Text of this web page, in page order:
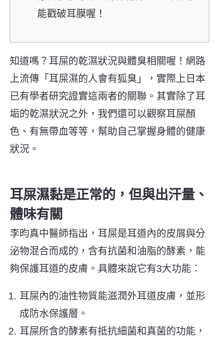
能戳破耳膜喔！
知道嗎？耳屎的乾濕狀況與體臭相關喔！網路
上流傳「耳屎濕的人會有狐臭」，實際上日本
已有學者研究證實這兩者的關聯。其實除了耳
垢的乾濕狀況之外，我們還可以觀察耳屎顏
色、有無帶血等等，幫助自己掌握身體的健康
狀況。
耳屎濕黏是正常的，但與出汗量、
體味有關
李昀真中醫師指出，耳屎是耳道內的皮屑與分
泌物混合而成的，含有抗菌和油脂的酵素，能
夠保護耳道的皮膚。具體來說它有3大功能：
耳屎內的油性物質能滋潤外耳道皮膚，並形
成防水保護層。
耳屎所含的酵素有抵抗細菌和真菌的功能，